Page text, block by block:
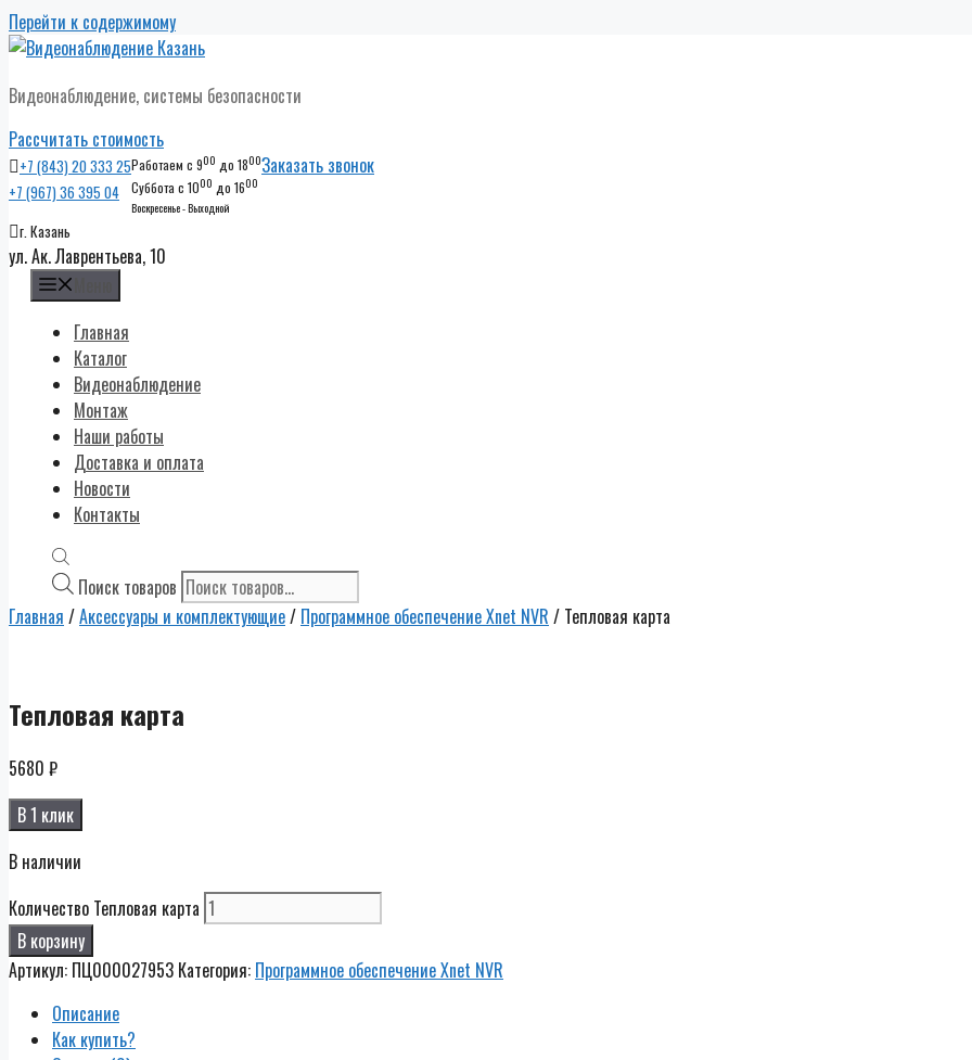
Перейти к содержимому
Видеонаблюдение, системы безопасности
Рассчитать стоимость
+7 (843) 20 333 25
+7 (967) 36 395 04
Работаем с 900 до 1800
Суббота с 1000 до 1600
Воскресенье - Выходной
Заказать звонок
г. Казань
ул. Ак. Лаврентьева, 10
Главная
Каталог
Видеонаблюдение
Монтаж
Наши работы
Доставка и оплата
Новости
Контакты
Поиск товаров
Главная /Аксессуары и комплектующие/ Программное обеспечение Xnet NVR / Тепловая карта
Тепловая карта
5680 ₽
В 1 клик
В наличии
Количество Тепловая карта
В корзину
Артикул: ПЦ000027953 Категория: Программное обеспечение Xnet NVR
Описание
Как купить?